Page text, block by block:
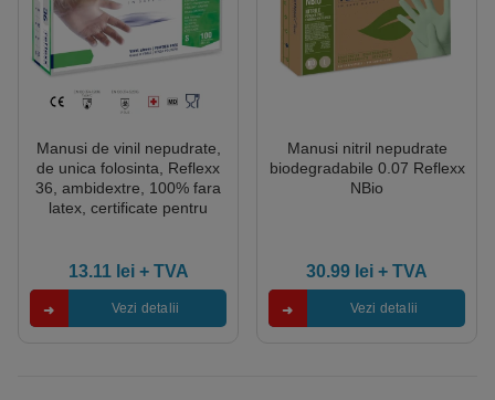
Manusi de vinil nepudrate,
de unica folosinta, Reflexx
36, ambidextre, 100% fara
latex, certificate pentru
(MDR), EN 455 1,2,3 & 4,
100 buc/cutie
13.11 lei+ TVA
Vezi detalii
Manusi nitril nepudrate
biodegradabile 0.07 Reflexx
NBio
30.99 lei + TVA
Vezi detalii